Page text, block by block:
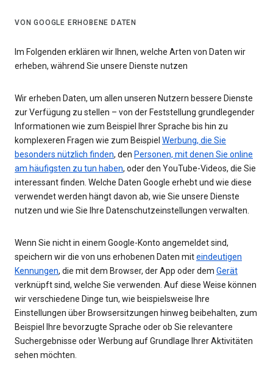
VON GOOGLE ERHOBENE DATEN
Im Folgenden erklären wir Ihnen, welche Arten von Daten wir
erheben, während Sie unsere Dienste nutzen
Wir erheben Daten, um allen unseren Nutzern bessere Dienste
zur Verfügung zu stellen – von der Feststellung grundlegender
Informationen wie zum Beispiel Ihrer Sprache bis hin zu
komplexeren Fragen wie zum Beispiel Werbung, die Sie
besonders nützlich finden, den Personen, mit denen Sie online
am häufigsten zu tun haben, oder den YouTube-Videos, die Sie
interessant finden. Welche Daten Google erhebt und wie diese
verwendet werden hängt davon ab, wie Sie unsere Dienste
nutzen und wie Sie Ihre Datenschutzeinstellungen verwalten.
Wenn Sie nicht in einem Google-Konto angemeldet sind,
speichern wir die von uns erhobenen Daten miteindeutigen
Kennungen, die mit dem Browser, der App oder dem Gerät
verknüpft sind, welche Sie verwenden. Auf diese Weise können
wir verschiedene Dinge tun, wie beispielsweise Ihre
Einstellungen über Browsersitzungen hinweg beibehalten, zum
Beispiel Ihre bevorzugte Sprache oder ob Sie relevantere
Suchergebnisse oder Werbung auf Grundlage Ihrer Aktivitäten
sehen möchten.